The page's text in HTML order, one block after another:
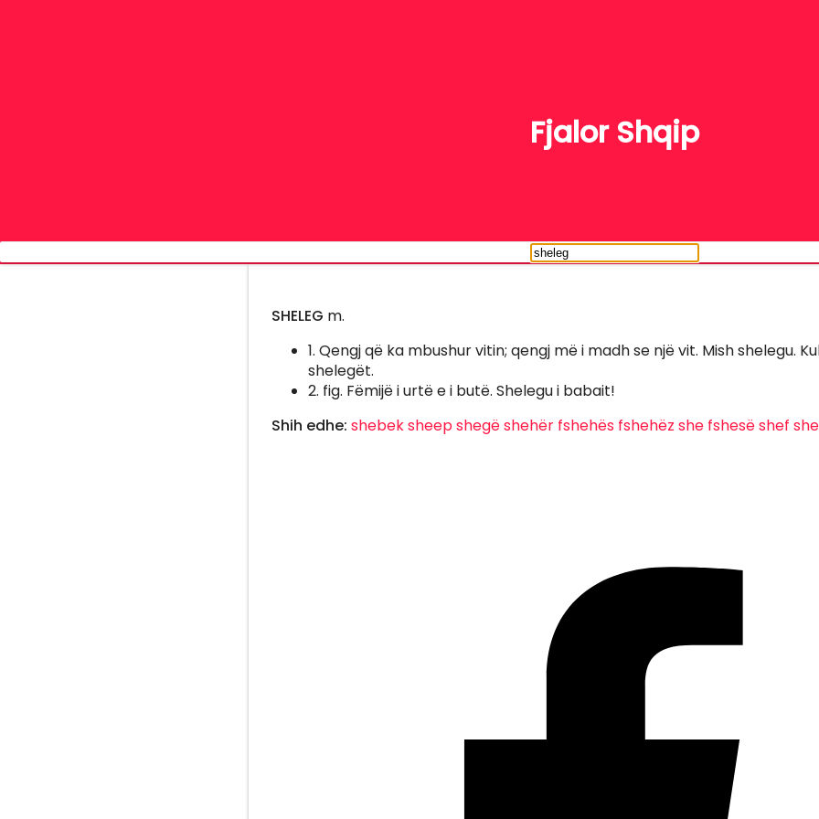
Fjalor Shqip
SHELEG m.
1. Qengj që ka mbushur vitin; qengj më i madh se një vit. Mish shelegu.
shelegët.
2. fig. Fëmijë i urtë e i butë. Shelegu i babait!
Shih edhe: shebeksheepshegëshehër fshehës fshehëz she fshesëshef